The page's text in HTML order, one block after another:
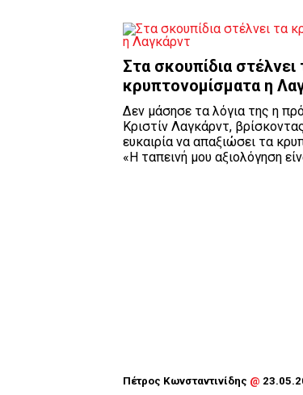
Στα σκουπίδια στέλνει
κρυπτονομίσματα η
Δεν μάσησε τα λόγια της η
Κριστίν Λαγκάρντ,
ευκαιρία να απαξιώσει τα
«Η ταπεινή μου αξιολόγηση
Πέτρος Κωνσταντινίδης @